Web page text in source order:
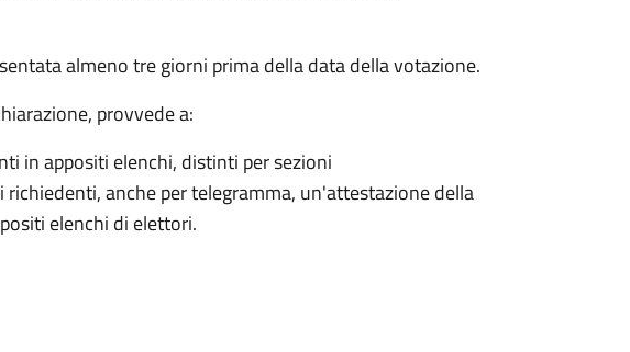
almeno tre giorni prima della data della votazione.
provvede a:
in appositi elenchi, distinti per sezioni
anche per telegramma, un'attestazione della
elenchi di elettori.